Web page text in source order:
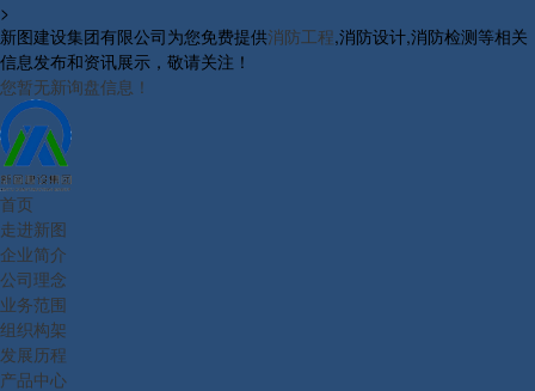
>
新图建设集团有限公司为您免费提供消防工程,消防设计,消防检测等相关
信息发布和资讯展示，敬请关注！
您暂无新询盘信息！
首页
走进新图
企业简介
公司理念
业务范围
组织构架
发展历程
产品中心